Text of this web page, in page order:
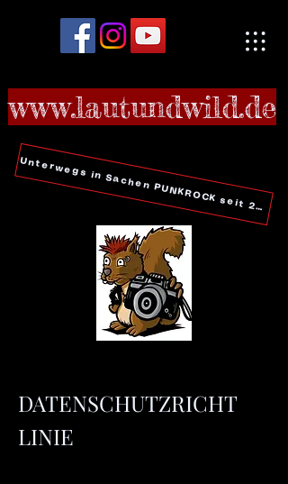
Unterwegs in Sachen PUNKROCK seit 2006
www.lautundwild.de
DATENSCHUTZRICHT
LINIE